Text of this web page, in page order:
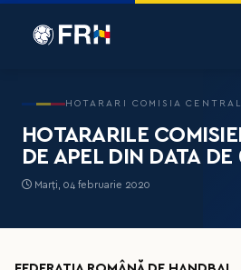
HOTARARI COMISIA
HOTARARILE
DE APEL DIN DATA
Marți, 04 februarie 2020